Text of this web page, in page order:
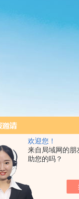
欢迎您！
来自局域网的朋
助您的吗？
测试仪，医药包装检测仪，冲击试验仪，安